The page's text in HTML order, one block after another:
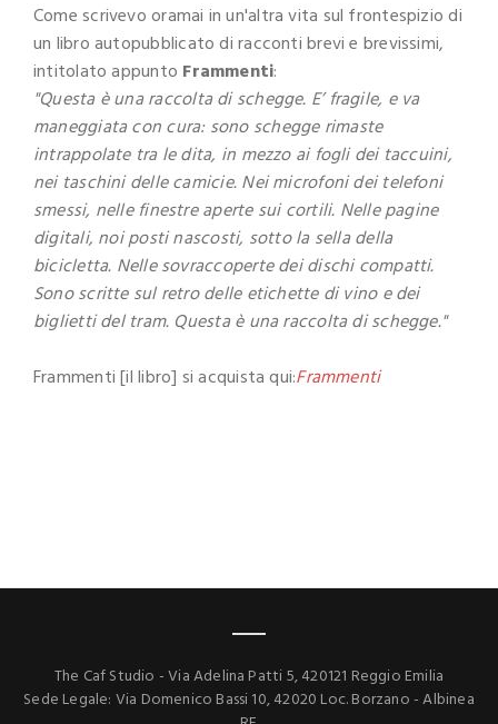
Come scrivevo oramai in un'altra vita sul frontespizio di
un libro autopubblicato di racconti brevi e brevissimi,
intitolato appunto Frammenti:
"Questa è una raccolta di schegge. E’ fragile, e va
maneggiata con cura: sono schegge rimaste
intrappolate tra le dita, in mezzo ai fogli dei taccuini,
nei taschini delle camicie. Nei microfoni dei telefoni
smessi, nelle finestre aperte sui cortili. Nelle pagine
digitali, noi posti nascosti, sotto la sella della
bicicletta. Nelle sovraccoperte dei dischi compatti.
Sono scritte sul retro delle etichette di vino e dei
biglietti del tram. Questa è una raccolta di schegge."
Frammenti [il libro] si acquista qui:Frammenti
The Caf Studio - Via Adelina Patti 5, 420121 Reggio Emilia
Sede Legale: Via Domenico Bassi 10, 42020 Loc. Borzano - Albinea